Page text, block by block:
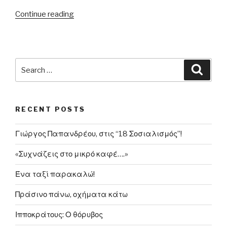
Continue reading“01.04.2012
προσκλητήριο
του
κ.
Σαμαρά»”
for:
RECENT POSTS
Γιώργος Παπανδρέου, στις “18 Σοσιαλισμός”!
«Συχνάζεις στο μικρό καφέ….»
Ένα ταξί παρακαλώ!
Πράσινο πάνω, οχήματα κάτω
Ιπποκράτους: Ο θόρυβος